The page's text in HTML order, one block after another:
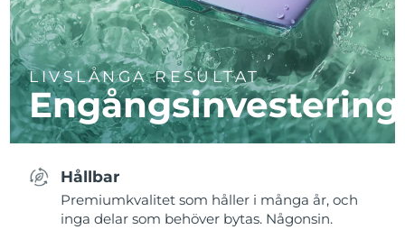
LIVSLÅNGA RESULTAT
Engångsinvestering
Hållbar
Premiumkvalitet som håller i många år, och
inga delar som behöver bytas. Någonsin.